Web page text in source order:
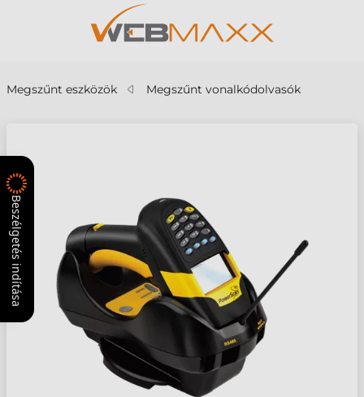
Megszűnt eszközök Megszűnt vonalkódolvasók
Beszélgetés indítása